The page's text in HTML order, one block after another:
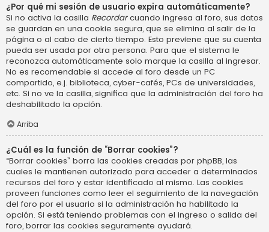
¿Por qué mi sesión de usuario expira automáticamente?
Si no activa la casilla Recordarcuando ingresa al foro, sus datos
se guardan en una cookie segura, que se elimina al salir de la
página o al cabo de cierto tiempo. Esto previene que su cuenta
pueda ser usada por otra persona. Para que el sistema le
reconozca automáticamente solo marque la casilla al ingresar.
No es recomendable si accede al foro desde un PC
compartido, e.j. biblioteca, cyber-cafés, PCs de universidades,
etc. Si no ve la casilla, significa que la administración del foro ha
deshabilitado la opción.
Arriba
¿Cuál es la función de “Borrar cookies”?
“Borrar cookies” borra las cookies creadas por phpBB, las
cuales le mantienen autorizado para acceder a determinados
recursos del foro y estar identificado al mismo. Las cookies
proveen funciones como leer el seguimiento de la navegación
del foro por el usuario si la administración ha habilitado la
opción. Si está teniendo problemas con el ingreso o salida del
foro, borrar las cookies seguramente ayudará.